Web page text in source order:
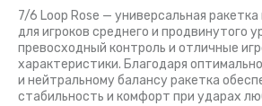
7/6 Loop Rose — универсальная
для игроков среднего и продвинутого
превосходный контроль и отличные
характеристики. Благодаря
и нейтральному балансу ракетка
стабильность и комфорт при ударах